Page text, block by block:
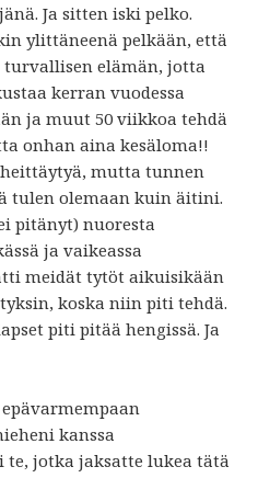
Ja sitten iski pelko.
ylittäneenä pelkään, että
elämän, jotta
kerran vuodessa
ja muut 50 viikkoa tehdä
onhan aina kesäloma!!
mutta tunnen
tulen olemaan kuin äitini.
pitänyt) nuoresta
ja vaikeassa
meidät tytöt aikuisikään
koska niin piti tehdä.
piti pitää hengissä. Ja
kanssa
jotka jaksatte lukea tätä